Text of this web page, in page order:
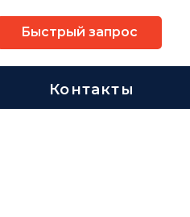
Быстрый запрос
Контакты